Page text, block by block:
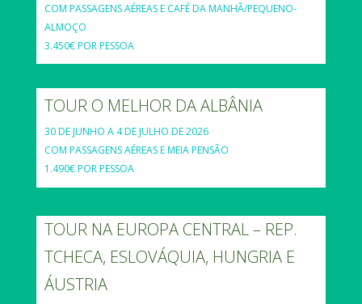
COM PASSAGENS AÉREAS E CAFÉ DA MANHÃ/PEQUENO-
ALMOÇO
3.450€ POR PESSOA
TOUR O MELHOR DA ALBÂNIA
30 DE JUNHO A 4 DE JULHO DE 2026
COM PASSAGENS AÉREAS E MEIA PENSÃO
1.490€ POR PESSOA
TOUR NA EUROPA CENTRAL – REP.
TCHECA, ESLOVÁQUIA, HUNGRIA E
ÁUSTRIA